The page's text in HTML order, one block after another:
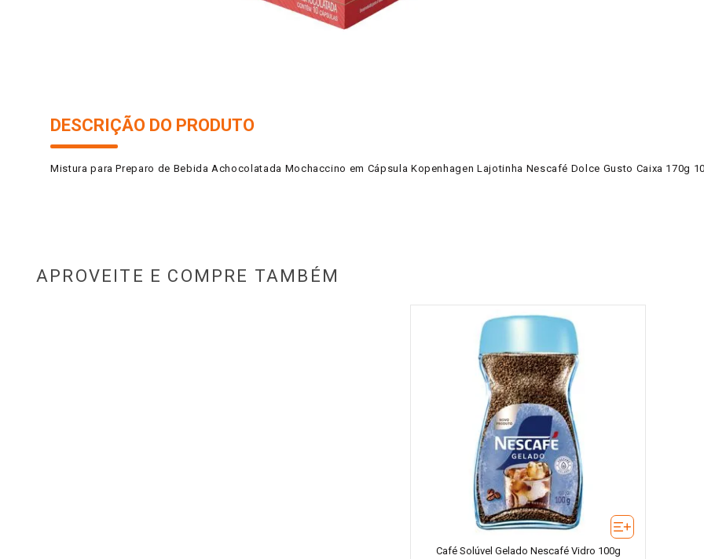
DESCRIÇÃO DO PRODUTO
Mistura para Preparo de Bebida Achocolatada Mochaccino em Cápsula Kopenhagen Lajotinha Nescafé Dolce Gusto Caixa 170g
APROVEITE E COMPRE TAMBÉM
Café Solúvel Gelado Nescafé Vidro 100g